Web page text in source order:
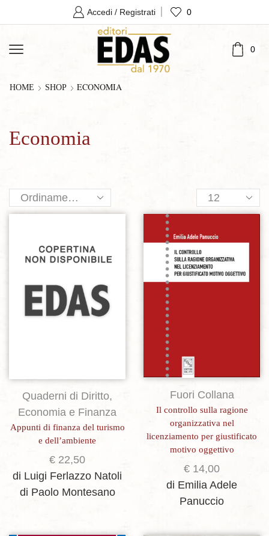
Accedi / Registrati 0
0
HOME SHOP ECONOMIA
Economia
Products
per
Aggiungi alla lista dei desideri
Quaderni di Diritto,
Economia e Finanza
Appunti di finanza del turismo
e dell’ambiente
€ 22,50
di Luigi Ferlazzo Natoli
di Paolo Montesano
Aggiungi alla lista dei desideri
Fuori Collana
Il controllo sulla ragione
organizzativa nel
licenziamento per giustificato
motivo oggettivo
€ 14,00
di Emilia Adele
Panuccio